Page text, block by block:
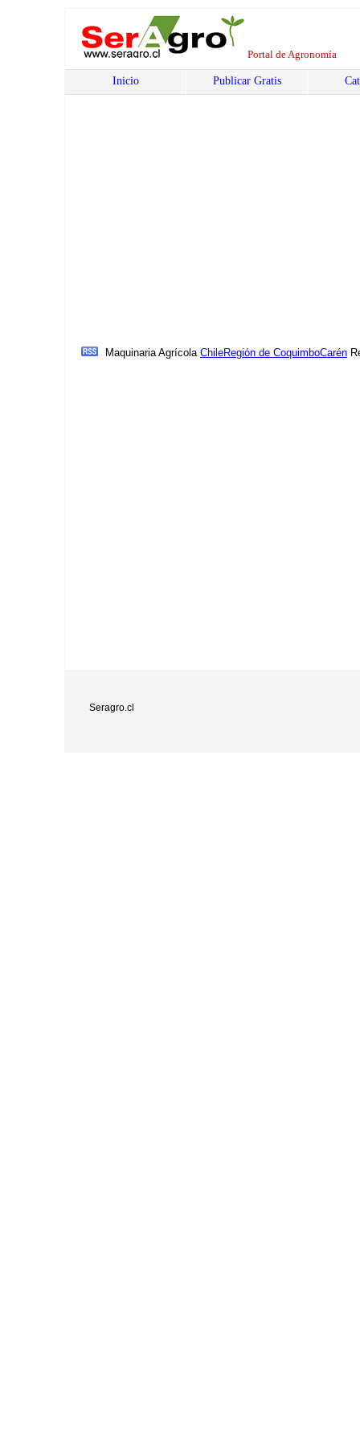
Portal de Agronomía
Inicio Publicar Gratis
Maquinaria Agrícola ChileRegión de CoquimboCarén
Seragro.cl